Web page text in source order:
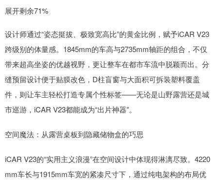
展开剩余71%
设计师通过“姿态挺拔、极致宽高比”的黄金比例，赋予iCAR V23
跨级别的体量感。1845mm的车高与2735mm轴距的组合，不仅
带来超高坐姿的优越视野，更让整车在都市车流中脱颖而出。分
缝预留设计便于贴膜改色，D柱盲窗与大面积可拆装塑料覆盖
件，则让车主轻松打造专属个性标签——无论是山野露营还是城
市巡游，iCAR V23都能成为“出片神器”。
空间魔法：从露营桌板到隐藏储物盒的巧思
iCAR V23的“实用主义浪漫”在空间设计中体现得淋漓尽致。4220
mm车长与1915mm车宽的紧凑尺寸下，通过纯电架构的布局优